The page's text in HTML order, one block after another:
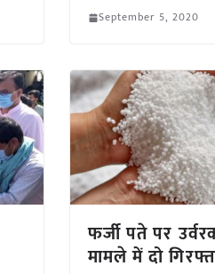
September 5, 2020
फर्जी पते पर
मामले में दो